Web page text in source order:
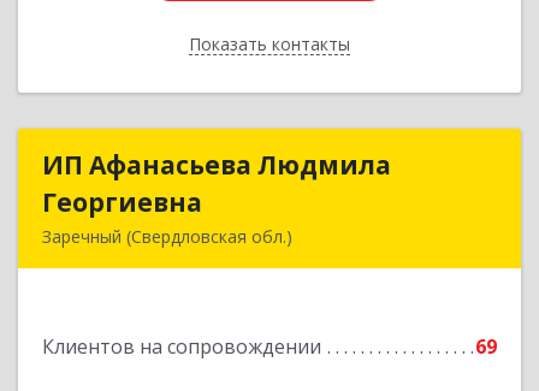
Показать контакты
Назад
ИП Афанасьева Людмила
Георгиевна
Заречный (Свердловская обл.)
Клиентов на сопровождении 69
ИП Афанасьева Людмила
Подробнее